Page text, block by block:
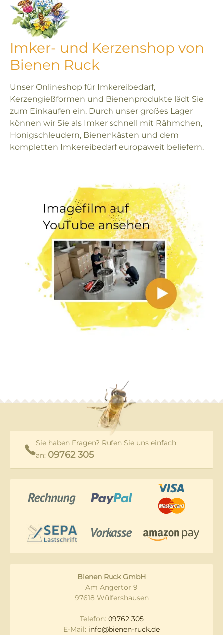
Imker- und Kerzenshop von
Bienen Ruck
Unser Onlineshop für Imkereibedarf,
Kerzengießformen und Bienenprodukte lädt Sie
zum Einkaufen ein. Durch unser großes Lager
können wir Sie als Imker schnell mit Rähmchen,
Honigschleudern, Bienenkästen und dem
kompletten Imkereibedarf europaweit beliefern.
Sie haben Fragen? Rufen Sie uns einfach
an: 09762 305
Bienen Ruck GmbH
Am Angertor 9
97618 Wülfershausen
Telefon: 09762 305
E-Mail: info@bienen-ruck.de